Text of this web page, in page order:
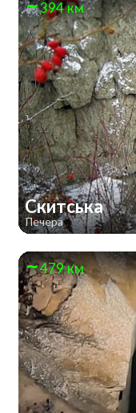
394 км
Скитська
Печера
479 км